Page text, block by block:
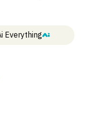
Everything